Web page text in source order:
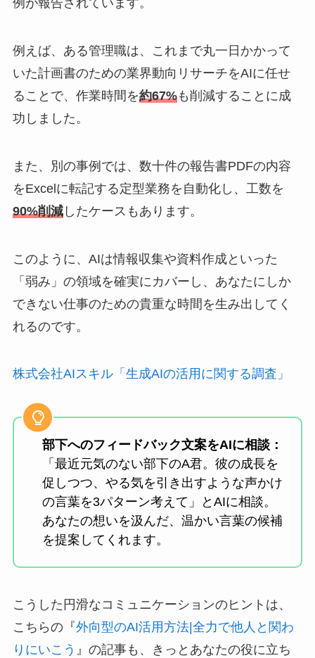
例が報告されています。
例えば、ある管理職は、これまで丸一日かかって
いた計画書のための業界動向リサーチをAIに任せ
ることで、作業時間を約67%も削減することに成
功しました。
また、別の事例では、数十件の報告書PDFの内容
をExcelに転記する定型業務を自動化し、工数を
90%削減したケースもあります。
このように、AIは情報収集や資料作成といった
「弱み」の領域を確実にカバーし、あなたにしか
できない仕事のための貴重な時間を生み出してく
れるのです。
株式会社AIスキル「生成AIの活用に関する調査」
部下へのフィードバック文案をAIに相談：
「最近元気のない部下のA君。彼の成長を
促しつつ、やる気を引き出すような声かけ
の言葉を3パターン考えて」とAIに相談。
あなたの想いを汲んだ、温かい言葉の候補
を提案してくれます。
こうした円滑なコミュニケーションのヒントは、
こちらの『外向型のAI活用方法|全力で他人と関わ
りにいこう 』の記事も、きっとあなたの役に立ち